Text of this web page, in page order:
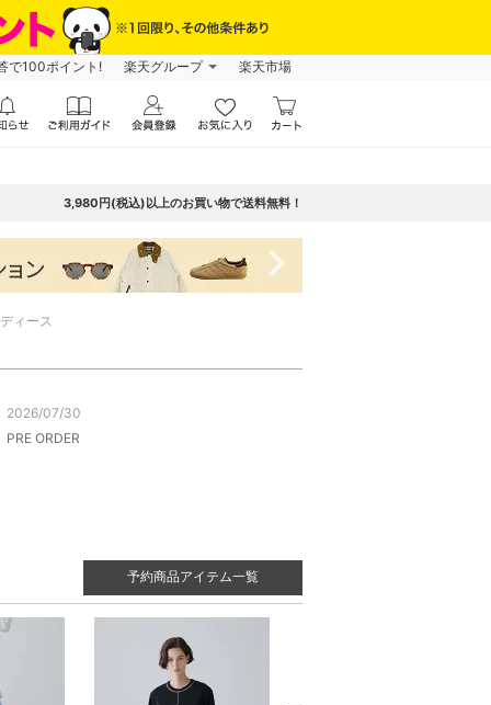
で100ポイント! 楽天グループ 楽天市場
3,980円(税込)以上のお買い物で送料無料！
navigate_next
ィース
2026/07/30
PRE ORDER
予約商品アイテム一覧